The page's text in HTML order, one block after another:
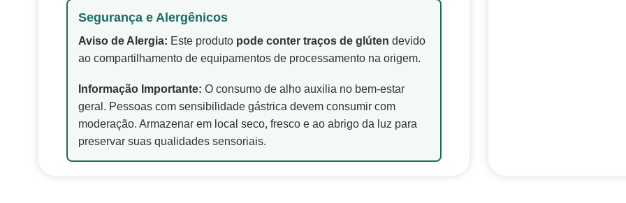
Segurança e Alergênicos
Aviso de Alergia: Este produto pode conter traços de glúten devido
ao compartilhamento de equipamentos de processamento na origem.
Informação Importante: O consumo de alho auxilia no bem-estar
geral. Pessoas com sensibilidade gástrica devem consumir com
moderação. Armazenar em local seco, fresco e ao abrigo da luz para
preservar suas qualidades sensoriais.